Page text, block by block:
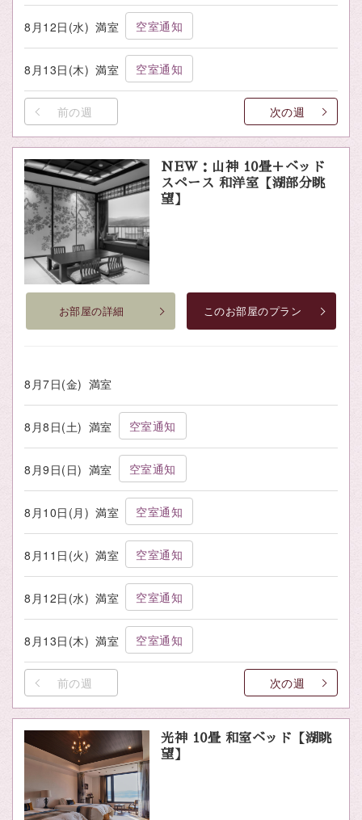
8月12日(水) 満室 空室通知
8月13日(木) 満室 空室通知
前の週 次の週
NEW：山神 10畳＋ベッド
スペース 和洋室【湖部分眺
望】
お部屋の詳細 このお部屋のプラン
8月7日(金) 満室
8月8日(土) 満室 空室通知
8月9日(日) 満室 空室通知
8月10日(月) 満室 空室通知
8月11日(火) 満室 空室通知
8月12日(水) 満室 空室通知
8月13日(木) 満室 空室通知
前の週 次の週
光神 10畳 和室ベッド【湖眺
望】